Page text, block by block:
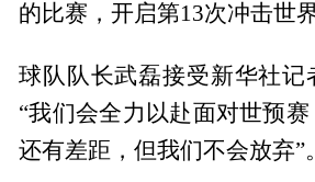
的比赛，开启第13次冲击世
球队队长武磊接受新华社记
“我们会全力以赴面对世预
还有差距，但我们不会放弃”